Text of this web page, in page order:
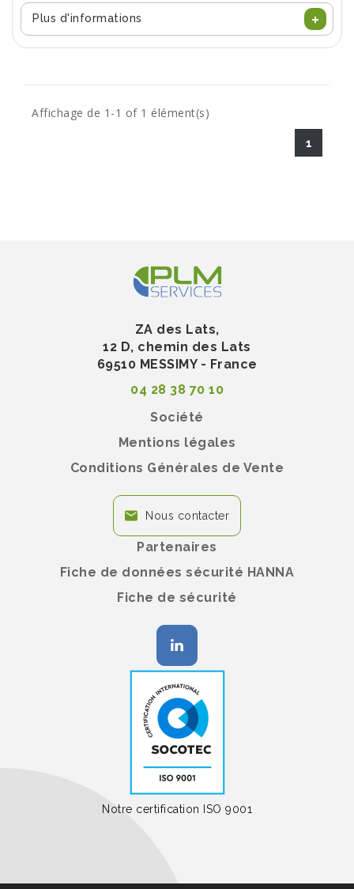
Capteur de pression calibré pour des mesures
de niveau d'eau très précises : 0,05 % de la
Câbles de communication et accessoires
directement connectés à la tête de puits.
profondeur : jusqu'à 20 m (65 pi) d'immersion
Caractérisation des aquifères : essais de
des réservoirs et des barrages
Surveillance des bassins versants et de la
recharge
Surveillance des eaux pluviales et du
Mesure de l'approvisionnement en eau et du
niveau des réservoirs
Surveillance à long terme du niveau d'eau des
puits et des eaux de surface
Plus d'informations
Affichage de 1-1 of 1 élément(s)
1
ZA des Lats,
12 D, chemin des Lats
69510 MESSIMY - France
04 28 38 70 10
Société
Mentions légales
Conditions Générales de Vente
Nous contacter
Partenaires
Fiche de données sécurité HANNA
Fiche de sécurité
Notre certification ISO 9001